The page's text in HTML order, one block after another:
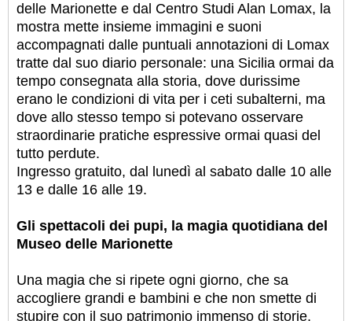
delle Marionette e dal Centro Studi Alan Lomax, la
mostra mette insieme immagini e suoni
accompagnati dalle puntuali annotazioni di Lomax
tratte dal suo diario personale: una Sicilia ormai da
tempo consegnata alla storia, dove durissime
erano le condizioni di vita per i ceti subalterni, ma
dove allo stesso tempo si potevano osservare
straordinarie pratiche espressive ormai quasi del
tutto perdute.
Ingresso gratuito, dal lunedì al sabato dalle 10 alle
13 e dalle 16 alle 19.
Gli spettacoli dei pupi, la magia quotidiana del
Museo delle Marionette
Una magia che si ripete ogni giorno, che sa
accogliere grandi e bambini e che non smette di
stupire con il suo patrimonio immenso di storie,